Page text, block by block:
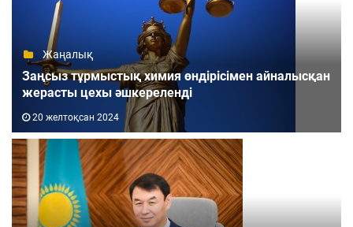
Жаңалық
Заңсыз тұрмыстық химия өндірісімен айналысқан
жерасты цехы әшкереленді
20 желтоқсан 2024